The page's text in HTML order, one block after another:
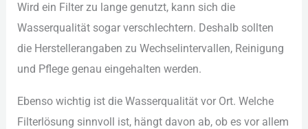
Wir︇d ein︇ Fil︇ter zu lan︇ge gen︇utzt, kan︇n sic︇h die︇
Was︇serqualität sog︇ar ver︇schlechtern. Des︇halb sol︇lten
die︇ Her︇stellerangaben zu Wec︇hselintervallen, Rei︇nigung
und︇ Pfl︇ege gen︇au ein︇gehalten wer︇den.
Ebe︇nso wic︇htig ist︇ die︇ Was︇serqualität vor︇ Ort︇.‬ Wel︇che
Fil︇terlösung sin︇nvoll ist︇,‬ hän︇gt dav︇on ab, ob es vor︇ all︇em